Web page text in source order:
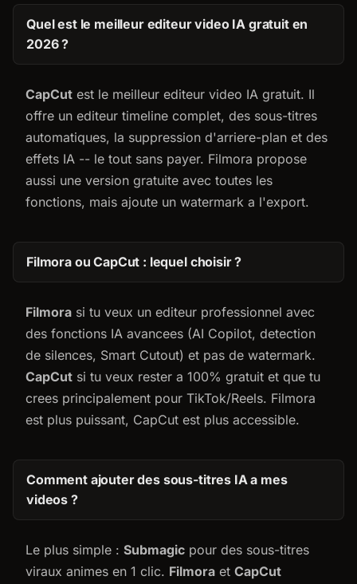
Quel est le meilleur editeur video IA gratuit en
2026 ?
CapCut est le meilleur editeur video IA gratuit. Il
offre un editeur timeline complet, des sous-titres
automatiques, la suppression d'arriere-plan et des
effets IA -- le tout sans payer. Filmora propose
aussi une version gratuite avec toutes les
fonctions, mais ajoute un watermark a l'export.
Filmora ou CapCut : lequel choisir ?
Filmora si tu veux un editeur professionnel avec
des fonctions IA avancees (AI Copilot, detection
de silences, Smart Cutout) et pas de watermark.
CapCut si tu veux rester a 100% gratuit et que tu
crees principalement pour TikTok/Reels. Filmora
est plus puissant, CapCut est plus accessible.
Comment ajouter des sous-titres IA a mes
videos ?
Le plus simple : Submagic pour des sous-titres
viraux animes en 1 clic. Filmora et CapCut